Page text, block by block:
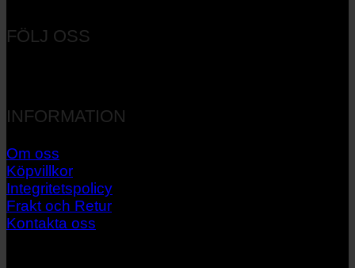
FÖLJ OSS
INFORMATION
Om oss
Köpvillkor
Integritetspolicy
Frakt och Retur
Kontakta oss